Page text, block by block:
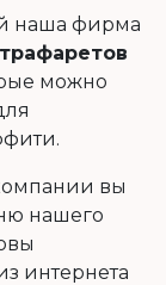
наша фирма
трафаретов
можно
вы
нашего
интернета